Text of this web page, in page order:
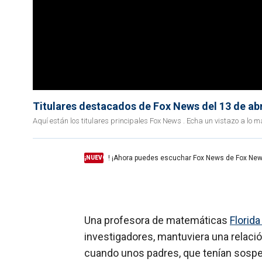
Titulares destacados de Fox News del 13 de
Aquí están los titulares principales Fox News . Echa un vistazo a lo
¡NUEVO ! ¡Ahora puedes escuchar Fox News de Fox
Una profesora de matemáticas Florida
investigadores, mantuviera una
cuando unos padres, que tenían